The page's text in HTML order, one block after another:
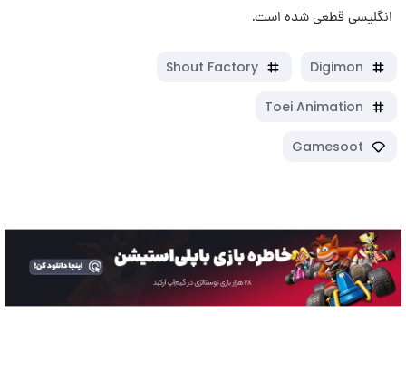
انگلیسی قطعی شده است.
Digimon
Shout Factory
Toei Animation
Gamesoot